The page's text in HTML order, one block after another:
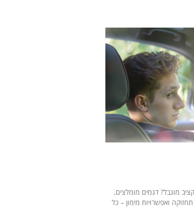
מוגבל? דגמים מומלצים,
ואפשרויות מימון – כל